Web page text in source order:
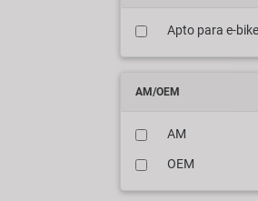
Apto para e-bike
AM/OEM
AM
OEM